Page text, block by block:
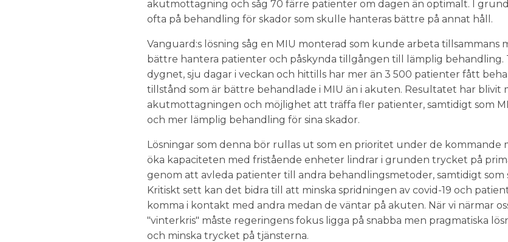
akutmottagning och såg 70 färre patienter om dagen än optimalt. I
ofta på behandling för skador som skulle hanteras bättre på annat håll.
Vanguard:s lösning såg en MIU monterad som kunde arbeta
bättre hantera patienter och påskynda tillgången till lämplig behandling.
dygnet, sju dagar i veckan och hittills har mer än 3 500 patienter fått
tillstånd som är bättre behandlade i MIU än i akuten. Resultatet har blivit
akutmottagningen och möjlighet att träffa fler patienter, samtidigt som
och mer lämplig behandling för sina skador.
Lösningar som denna bör rullas ut som en prioritet under de kommande
öka kapaciteten med fristående enheter lindrar i grunden trycket på
genom att avleda patienter till andra behandlingsmetoder, samtidigt som
Kritiskt sett kan det bidra till att minska spridningen av covid-19 och
komma i kontakt med andra medan de väntar på akuten. När vi närmar
"vinterkris" måste regeringens fokus ligga på snabba men pragmatiska
och minska trycket på tjänsterna.